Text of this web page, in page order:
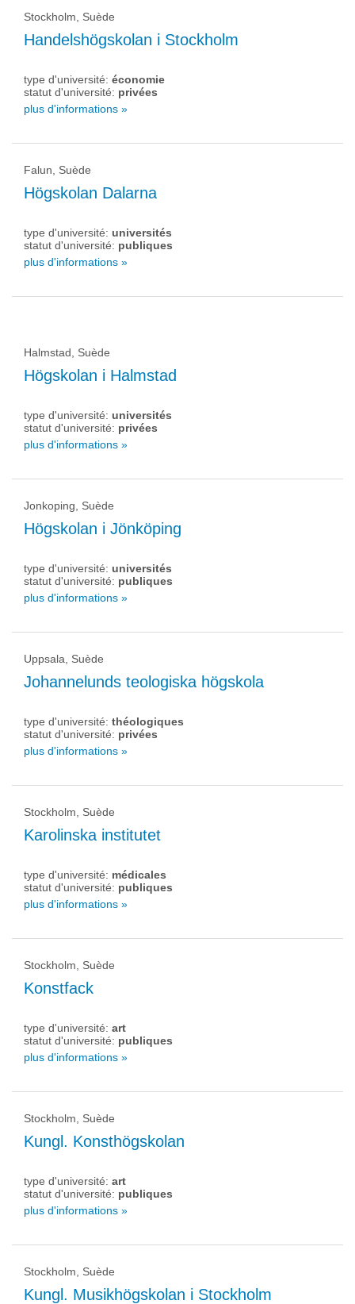
Stockholm, Suède
Handelshögskolan i Stockholm
type d'université: économie
statut d'université: privées
plus d'informations »
Falun, Suède
Högskolan Dalarna
type d'université: universités
statut d'université: publiques
plus d'informations »
Halmstad, Suède
Högskolan i Halmstad
type d'université: universités
statut d'université: privées
plus d'informations »
Jonkoping, Suède
Högskolan i Jönköping
type d'université: universités
statut d'université: publiques
plus d'informations »
Uppsala, Suède
Johannelunds teologiska högskola
type d'université: théologiques
statut d'université: privées
plus d'informations »
Stockholm, Suède
Karolinska institutet
type d'université: médicales
statut d'université: publiques
plus d'informations »
Stockholm, Suède
Konstfack
type d'université: art
statut d'université: publiques
plus d'informations »
Stockholm, Suède
Kungl. Konsthögskolan
type d'université: art
statut d'université: publiques
plus d'informations »
Stockholm, Suède
Kungl. Musikhögskolan i Stockholm